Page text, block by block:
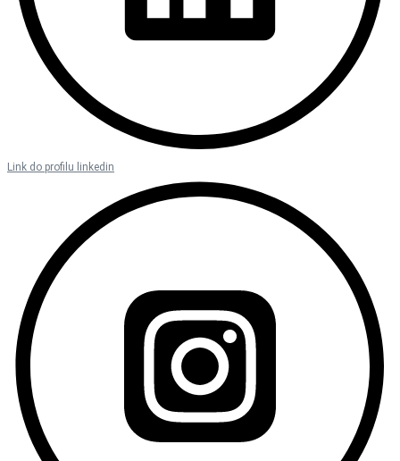
Link do profilu linkedin